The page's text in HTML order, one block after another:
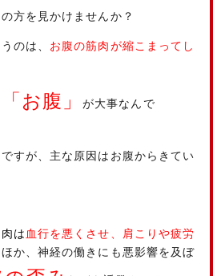
方を見かけませんか？
のは、 お腹の筋肉が縮こまってし
「お腹」が大事なんで
すが、主な原因はお腹からきてい
は 血行を悪くさせ、肩こりや疲労
か、神経の働きにも悪影響を及ぼ